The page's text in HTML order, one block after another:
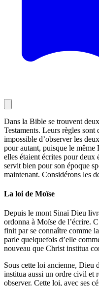
Dans la Bible se trouvent
Testaments. Leurs règles
impossible d’observer les
pour autant, puisque le même
elles étaient écrites pour
servit bien pour son époque
maintenant. Considérons les
La loi de Moïse
Depuis le mont Sinaï Dieu
ordonna à Moïse de l’écrire.
finit par se connaître comme
parle quelquefois d’elle
nouveau que Christ institua
Sous cette loi ancienne, Dieu
institua aussi un ordre civil et
observer. Cette loi, avec ses